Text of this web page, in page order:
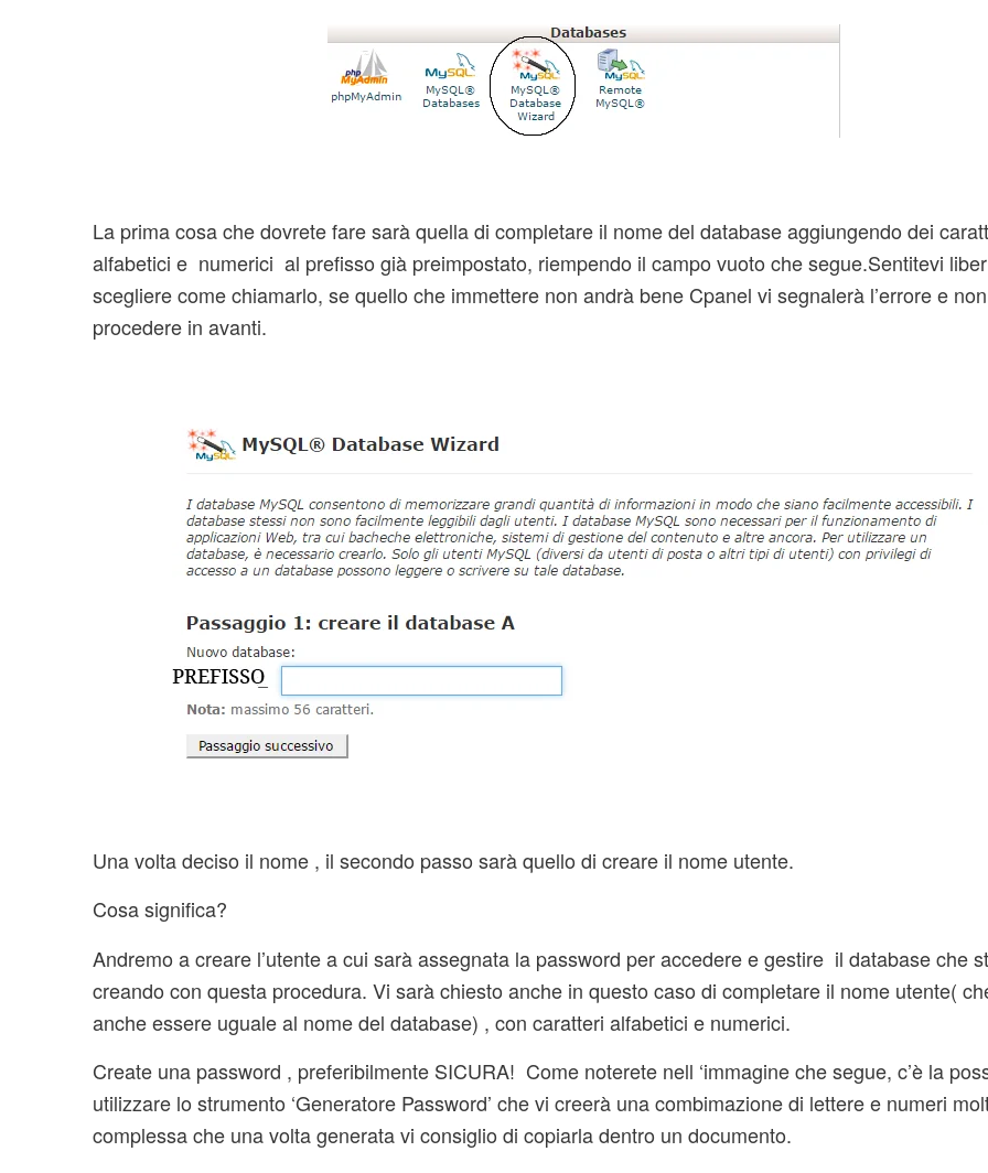
La prima cosa che dovrete fare sarà quella di completare il nome del database aggiungendo dei
alfabetici e numerici al prefisso già preimpostato, riempendo il campo vuoto che segue.Sentitevi
scegliere come chiamarlo, se quello che immettere non andrà bene Cpanel vi segnalerà l’errore e
procedere in avanti.
Una volta deciso il nome , il secondo passo sarà quello di creare il nome utente.
Cosa significa?
Andremo a creare l’utente a cui sarà assegnata la password per accedere e gestire il database che
creando con questa procedura. Vi sarà chiesto anche in questo caso di completare il nome utente(
anche essere uguale al nome del database) , con caratteri alfabetici e numerici.
Create una password , preferibilmente SICURA! Come noterete nell ‘immagine che segue, c’è la
utilizzare lo strumento ‘Generatore Password’ che vi creerà una combimazione di lettere e numeri
complessa che una volta generata vi consiglio di copiarla dentro un documento.